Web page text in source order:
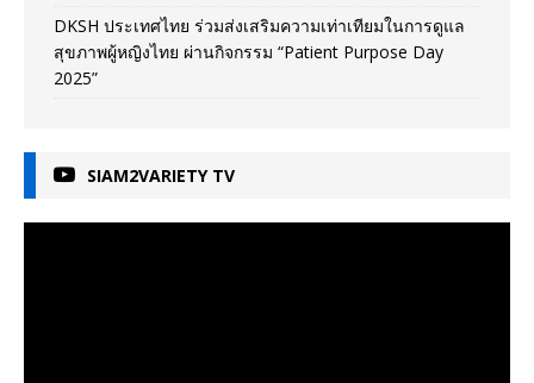
DKSH ประเทศไทย ร่วมส่งเสริมความเท่าเทียมในการดูแล
สุขภาพผู้หญิงไทย ผ่านกิจกรรม “Patient Purpose Day
2025”
SIAM2VARIETY TV